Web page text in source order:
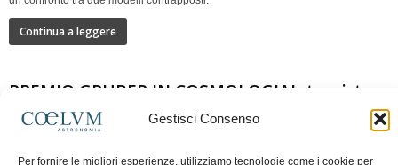
Gestisci Consenso
Per fornire le migliori esperienze, utilizziamo tecnologie come i cookie per
Continua a leggere
PREMIO GRUBER IN COSMOLOGIAIntervista a
Nazzareno Mandolesi